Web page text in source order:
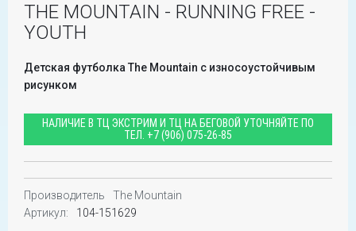
THE MOUNTAIN - RUNNING FREE -
YOUTH
Детская футболка The Mountain с износоустойчивым
рисунком
НАЛИЧИЕ В ТЦ ЭКСТРИМ И ТЦ НА БЕГОВОЙ УТОЧНЯЙТЕ ПО
ТЕЛ. +7 (906) 075-26-85
Производитель
The Mountain
Артикул:
104-151629